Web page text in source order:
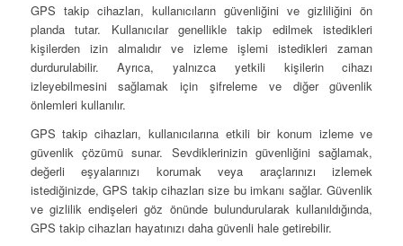
GPS takip cihazları, kullanıcıların güvenliğini ve gizliliğini ön
planda tutar. Kullanıcılar genellikle takip edilmek istedikleri
kişilerden izin almalıdır ve izleme işlemi istedikleri zaman
durdurulabilir. Ayrıca, yalnızca yetkili kişilerin cihazı
izleyebilmesini sağlamak için şifreleme ve diğer güvenlik
önlemleri kullanılır.
GPS takip cihazları, kullanıcılarına etkili bir konum izleme ve
güvenlik çözümü sunar. Sevdiklerinizin güvenliğini sağlamak,
değerli eşyalarınızı korumak veya araçlarınızı izlemek
istediğinizde, GPS takip cihazları size bu imkanı sağlar. Güvenlik
ve gizlilik endişeleri göz önünde bulundurularak kullanıldığında,
GPS takip cihazları hayatınızı daha güvenli hale getirebilir.